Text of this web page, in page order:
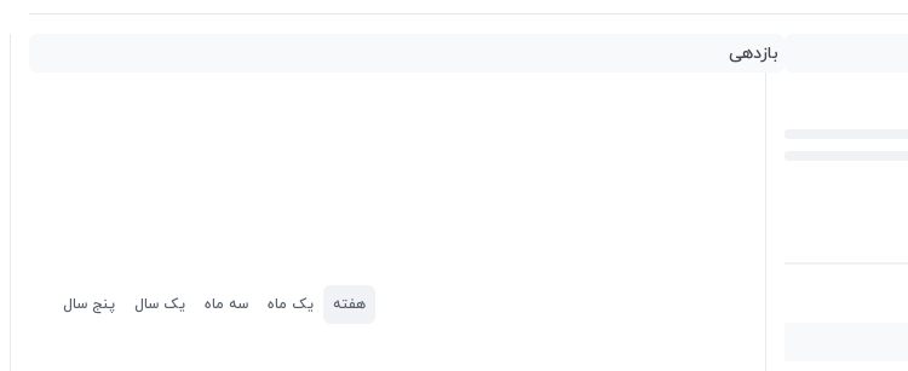
بازدهی
هفته یک ماه سه ماه یک سال پنج سال